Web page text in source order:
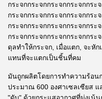
กระจกกระจกกระจกกระจกกระ
กระจกกระจกกระจกกระจกกระ
กระจกกระจกกระจกกระจกกระ
กระจกกระจกกระจกกระจกกร
ดุลทําให้กระจก, เมื่อแตก, จะหั
แทนที่จะแตกเป็นชิ้นที่คม
มันถูกผลิตโดยการทําความร้อน
ประมาณ 600 องศาเซลเซียส แ